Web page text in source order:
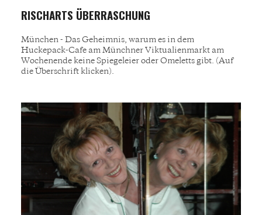
RISCHARTS ÜBERRASCHUNG
München - Das Geheimnis, warum es in dem
Huckepack-Cafe am Münchner Viktualienmarkt am
Wochenende keine Spiegeleier oder Omeletts gibt. (Auf
die Überschrift klicken).